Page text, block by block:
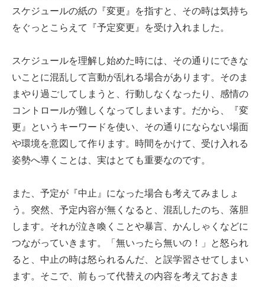
スケジュールの紙の『変更』を指すと、その時は気持ち
をぐっとこらえて『予定変更』を受け入れました。
スケジュールを理解し始めた時には、その通りにできな
いことに混乱して言動が乱れる場合があります。そのま
まやり過ごしてしまうと、行動しなくなったり、感情の
コントロールが難しくなってしまいます。だから、『変
更』というキーワードを使い、その通りにならない場面
や環境を意図して作ります。時間をかけて、受け入れる
姿勢へ導くことは、実はとても重要なのです。
また、予定が『中止』になった場合も考えてみましょ
う。突然、予定内容が無くなると、混乱したのち、落胆
します。それが泣き喚くことや暴言、かんしゃくなどに
つながっていきます。「無いったら無いの！」と怒られ
ると、中止の時は怒られるんだ、と誤学習させてしまい
ます。そこで、前もって代替えの内容を考えておきま